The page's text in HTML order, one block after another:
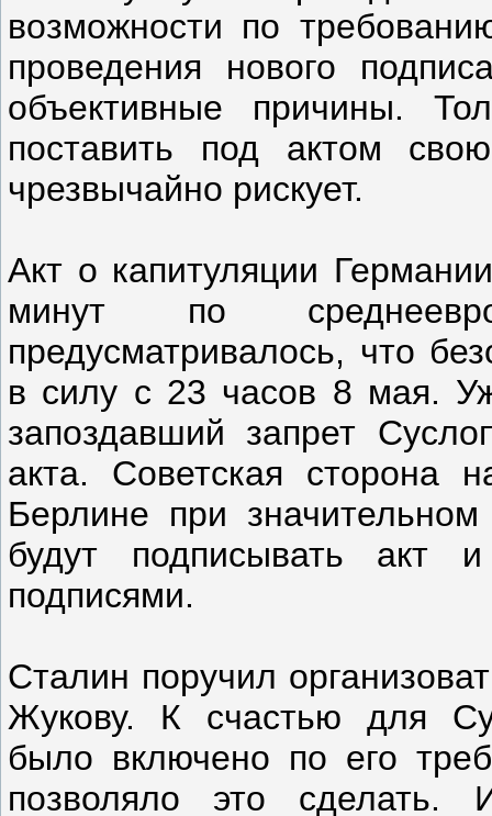
возможности по
проведения нового
объективные причины.
поставить под актом
чрезвычайно рискует.
Акт о капитуляции
минут по
предусматривалось, что
в силу с 23 часов 8 мая.
запоздавший запрет
акта. Советская сторона
Берлине при
будут подписывать акт
подписями.
Сталин поручил
Жукову. К счастью для
было включено по его
позволяло это сделать.